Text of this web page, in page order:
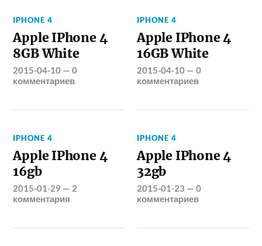
IPHONE 4
Apple IPhone 4
8GB White
2015-04-10 —0
комментариев
IPHONE 4
Apple IPhone 4
16GB White
2015-04-10 —0
комментариев
IPHONE 4
Apple IPhone 4
16gb
2015-01-29 — 2
комментария
IPHONE 4
Apple IPhone 4
32gb
2015-01-23 —0
комментариев